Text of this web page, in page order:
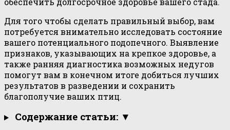
Для того чтобы сделать правильный выбор, вам
потребуется внимательно исследовать состояние
вашего потенциального подопечного. Выявление
признаков, указывающих на крепкое здоровье, а
также ранняя диагностика возможных недугов
помогут вам в конечном итоге добиться лучших
результатов в разведении и сохранить
благополучие ваших птиц.
Содержание статьи: ▼